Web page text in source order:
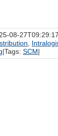
08-
|Tags: SCM|